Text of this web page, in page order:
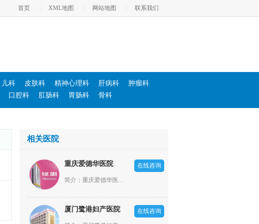
联系我们
网站地图
XML地图
首页
儿科 皮肤科 精神心理科 肝病科
肿瘤科
口腔科 肛肠科 胃肠科 骨科
相关医院
重庆爱德华医院
简介：重庆爱德华医院依照“高新全，优中优”的大专科小综合模式发展，设立了男科、不孕不育科、妇产科、肛肠科、医疗美容科、肝病科、内科、外科、耳鼻喉科、体检科等20余个科室。
在线咨询
厦门鹭港妇产医院 在线咨询